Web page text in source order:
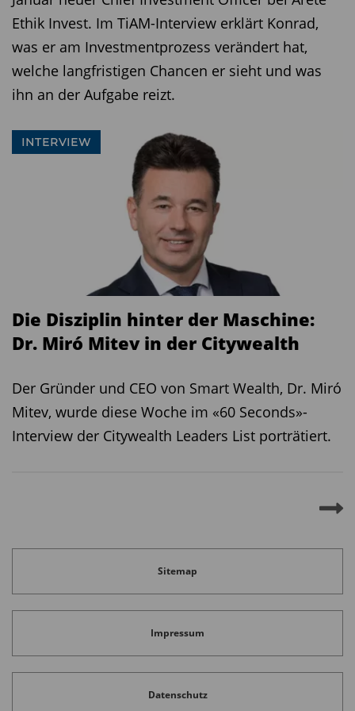
Hauptversammlungen sind wir aktiv, indem wir
abstimmen oder unsere Stimmen bündeln
lassen. Aber wir versuchen auch schon davor im
direkten Dialog mit den Unternehmen etwas zu
angesprochene Mineralölkonzern ein gutes
TiAM: Inwiefern?
Das Unternehmen nutzte anfangs
Palmöl als Ersatz für Schweröl für die Produktion.
Da die Produktion von Palmöl aber ebenfalls
lange mit dem Management gesprochen, das
doch bitte zu ersetzen. Letztlich mit Erfolg, da bei
dem Unternehmen grundsätzlich dieser
Veränderungswille vorhanden ist.
Diesen Beitrag teilen:
Ethik Invest. Im TiAM-Interview erklärt Konrad,
was er am Investmentprozess verändert hat,
welche langfristigen Chancen er sieht und was
ihn an der Aufgabe reizt.
INTERVIEW
Die Disziplin hinter der Maschine:
Dr. Miró Mitev in der Citywealth
Der Gründer und CEO von Smart Wealth, Dr. Miró
Mitev, wurde diese Woche im «60 Seconds»-
Interview der Citywealth Leaders List porträtiert.
Sitemap
Impressum
Datenschutz